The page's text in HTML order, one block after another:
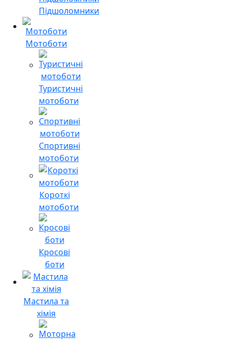
Підшоломники
Мотоботи
Туристичні
мотоботи
Спортивні
мотоботи
Короткі
мотоботи
Кросові
боти
Мастила та
хімія